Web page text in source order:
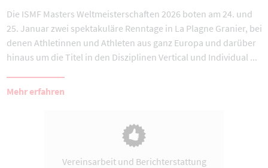
Die ISMF Masters Weltmeisterschaften 2026 boten am 24. und
25. Januar zwei spektakuläre Renntage in La Plagne Granier, bei
denen Athletinnen und Athleten aus ganz Europa und darüber
hinaus um die Titel in den Disziplinen Vertical und Individual ...
Mehr erfahren
Vereinsarbeit und Berichterstattung